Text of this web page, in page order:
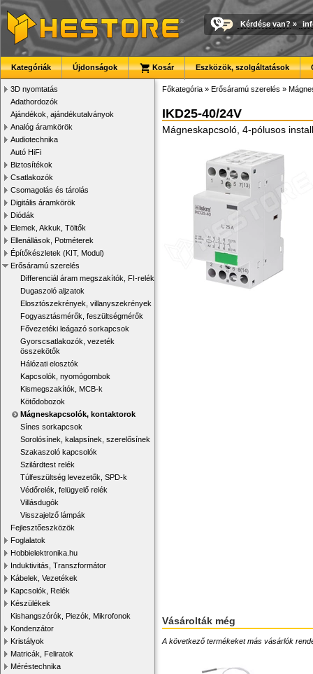
Kérdése van? »
Kategóriák Újdonságok Kosár Eszközök, szolgáltatások
3D nyomtatás
Adathordozók
Ajándékok, ajándékutalványok
Analóg áramkörök
Audiotechnika
Autó HiFi
Biztosítékok
Csatlakozók
Csomagolás és tárolás
Digitális áramkörök
Diódák
Elemek, Akkuk, Töltők
Ellenállások, Potméterek
Építőkészletek (KIT, Modul)
Erősáramú szerelés
Differenciál áram megszakítók, FI-relék
Dugaszoló aljzatok
Elosztószekrények, villanyszekrények
Fogyasztásmérők, feszültségmérők
Fővezetéki leágazó sorkapcsok
Gyorscsatlakozók, vezeték
összekötők
Hálózati elosztók
Kapcsolók, nyomógombok
Kismegszakítók, MCB-k
Kötődobozok
Mágneskapcsolók, kontaktorok
Sínes sorkapcsok
Sorolósínek, kalapsínek, szerelősínek
Szakaszoló kapcsolók
Szilárdtest relék
Túlfeszültség levezetők, SPD-k
Védőrelék, felügyelő relék
Villásdugók
Visszajelző lámpák
Fejlesztőeszközök
Foglalatok
Hobbielektronika.hu
Induktivitás, Transzformátor
Kábelek, Vezetékek
Kapcsolók, Relék
Készülékek
Kishangszórók, Piezók, Mikrofonok
Kondenzátor
Kristályok
Matricák, Feliratok
Méréstechnika
Főkategória » Erősáramú szerelés »
IKD25-40/24V
Mágneskapcsoló, 4-pólusos
Vásárolták még
A következő termékeket más vásárlók